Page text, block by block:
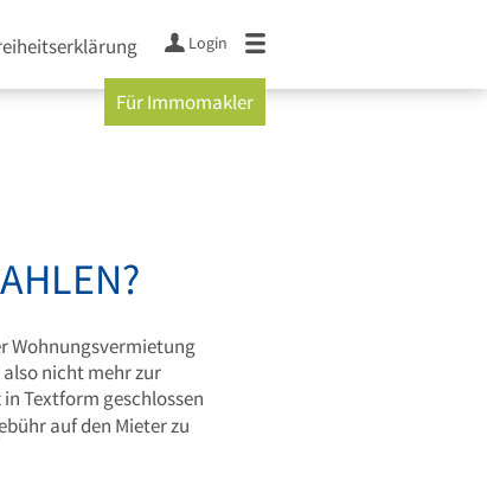
Login
Für Immomakler
Wohnungsvermietung
nicht mehr zur
Textform geschlossen
auf den Mieter zu